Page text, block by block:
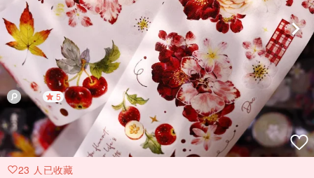
5
23 人已收藏